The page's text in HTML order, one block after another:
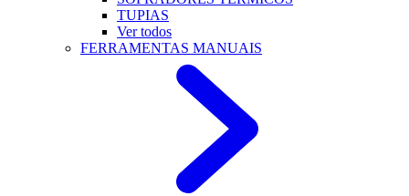
TUPIAS
Ver todos
FERRAMENTAS MANUAIS